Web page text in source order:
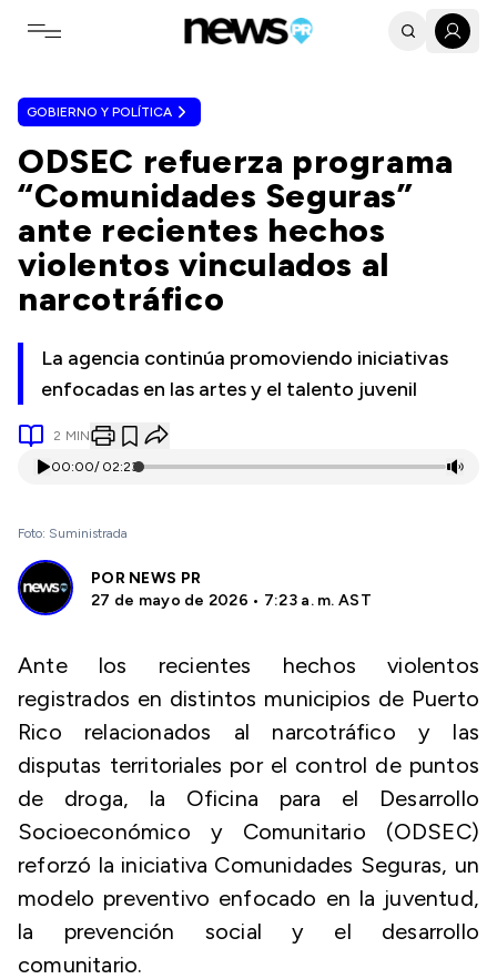
Toggle navigation menu
GOBIERNO Y POLÍTICA
ODSEC refuerza programa
“Comunidades Seguras”
ante recientes hechos
violentos vinculados al
narcotráfico
La agencia continúa promoviendo iniciativas
enfocadas en las artes y el talento juvenil
2 MIN
00:00/ 02:23
Foto: Suministrada
POR NEWS PR
27 de mayo de 2026 • 7:23 a. m. AST
Ante los recientes hechos violentos
registrados en distintos municipios de Puerto
Rico relacionados al narcotráfico y las
disputas territoriales por el control de puntos
de droga, la Oficina para el Desarrollo
Socioeconómico y Comunitario (ODSEC)
reforzó la iniciativa Comunidades Seguras, un
modelo preventivo enfocado en la juventud,
la prevención social y el desarrollo
comunitario.